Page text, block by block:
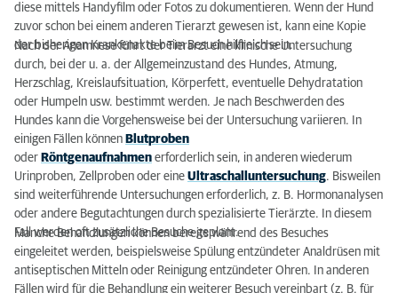
diese mittels Handyfilm oder Fotos zu dokumentieren. Wenn der Hund
zuvor schon bei einem anderen Tierarzt gewesen ist, kann eine Kopie
der bisherigen Krankenakte beim Besuch hilfreich sein.
Nach der Anamnese führt der Tierarzt eine klinische Untersuchung
durch, bei der u. a. der Allgemeinzustand des Hundes, Atmung,
Herzschlag, Kreislaufsituation, Körperfett, eventuelle Dehydratation
oder Humpeln usw. bestimmt werden. Je nach Beschwerden des
Hundes kann die Vorgehensweise bei der Untersuchung variieren. In
einigen Fällen können Blutproben
oder Röntgenaufnahmen erforderlich sein, in anderen wiederum
Urinproben, Zellproben oder eine Ultraschalluntersuchung. Bisweilen
sind weiterführende Untersuchungen erforderlich, z. B. Hormonanalysen
oder andere Begutachtungen durch spezialisierte Tierärzte. In diesem
Fall werden oft zusätzliche Besuche geplant.
Manche Behandlungen können bereits während des Besuches
eingeleitet werden, beispielsweise Spülung entzündeter Analdrüsen mit
antiseptischen Mitteln oder Reinigung entzündeter Ohren. In anderen
Fällen wird für die Behandlung ein weiterer Besuch vereinbart (z. B. für